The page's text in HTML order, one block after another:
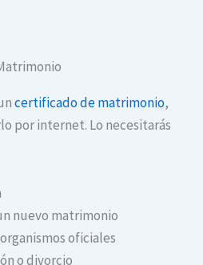
certificado de matrimonio,
por internet. Lo necesitarás
nuevo matrimonio
oficiales
o divorcio